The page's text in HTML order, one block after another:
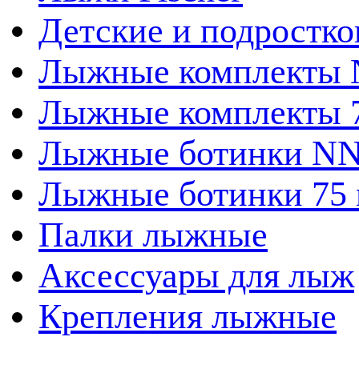
Детские и
Лыжные комплекты
Лыжные комплекты
Лыжные ботинки
Лыжные ботинки
Палки лыжные
Аксессуары для лыж
Крепления лыжные